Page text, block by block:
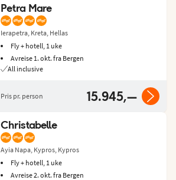
Petra Mare
Ierapetra, Kreta, Hellas
Fly + hotell, 1 uke
Avreise 1. okt. fra Bergen
All inclusive
Pris pr. person 15.945,—
Christabelle
Ayia Napa, Kypros, Kypros
Fly + hotell, 1 uke
Avreise 2. okt. fra Bergen